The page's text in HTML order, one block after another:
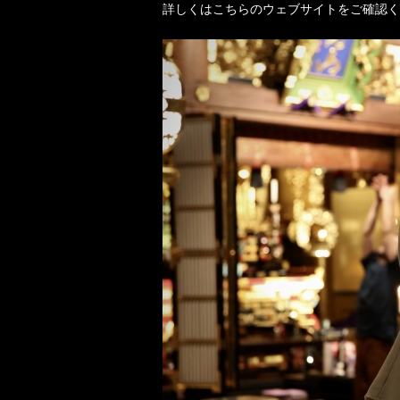
詳しくはこちらのウェブサイトをご確認